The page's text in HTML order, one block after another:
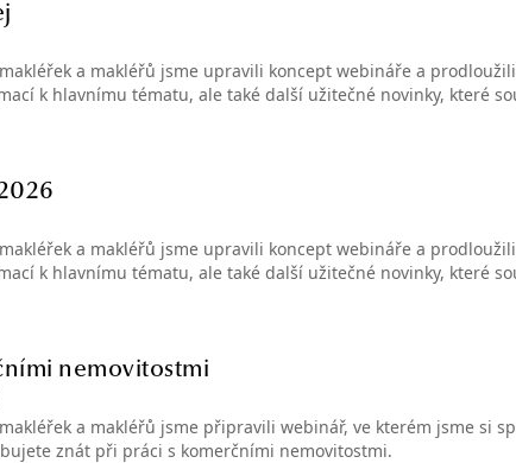
a makléřů jsme upravili koncept webináře a
k hlavnímu tématu, ale také další užitečné novinky, které
a makléřů jsme upravili koncept webináře a
k hlavnímu tématu, ale také další užitečné novinky, které
nemovitostmi
a makléřů jsme připravili webinář, ve kterém jsme si
znát při práci s komerčními nemovitostmi.